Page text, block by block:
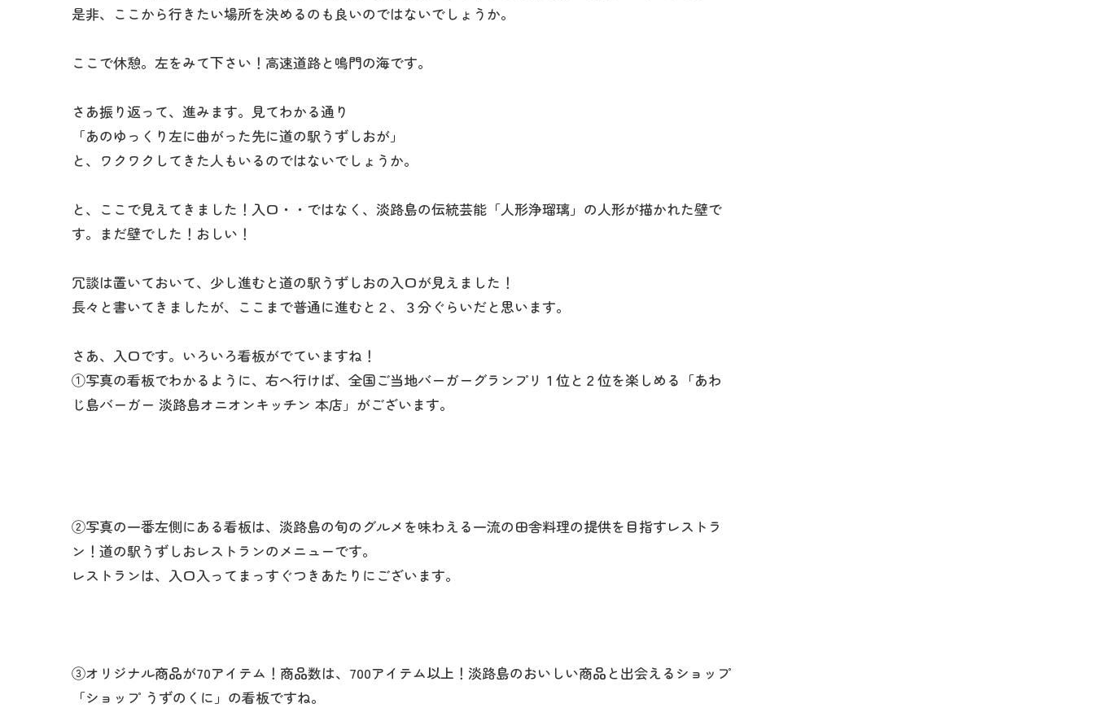
最新情報
是非、ここから行きたい場所を決めるのも良いのではないでしょうか。
ここで休憩。左をみて下さい！高速道路と鳴門の海です。
さあ振り返って、進みます。見てわかる通り
「あのゆっくり左に曲がった先に道の駅うずしおが」
と、ワクワクしてきた人もいるのではないでしょうか。
と、ここで見えてきました！入口・・ではなく、淡路島の伝統芸能「人形浄瑠璃」の人形が描かれた壁で
す。まだ壁でした！おしい！
冗談は置いておいて、少し進むと道の駅うずしおの入口が見えました！
長々と書いてきましたが、ここまで普通に進むと２、３分ぐらいだと思います。
さあ、入口です。いろいろ看板がでていますね！
①写真の看板でわかるように、右へ行けば、全国ご当地バーガーグランプリ１位と２位を楽しめる「あわ
じ島バーガー 淡路島オニオンキッチン 本店」がございます。
②写真の一番左側にある看板は、淡路島の旬のグルメを味わえる一流の田舎料理の提供を目指すレストラ
ン！道の駅うずしおレストランのメニューです。
レストランは、入口入ってまっすぐつきあたりにございます。
③オリジナル商品が70アイテム！商品数は、700アイテム以上！淡路島のおいしい商品と出会えるショップ
「ショップ うずのくに」の看板ですね。